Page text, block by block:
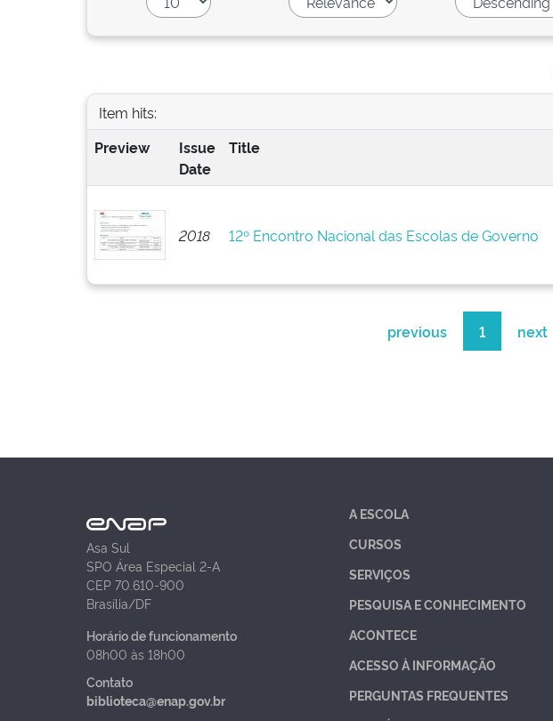
Item hits:
Preview
Issue
Date
Title
2018 12º Encontro Nacional das Escolas de Governo
previous 1 next
Asa Sul
SPO Área Especial 2-A
CEP 70.610-900
Brasília/DF
Horário de funcionamento
08h00 às 18h00
Contato
biblioteca@enap.gov.br
A ESCOLA
CURSOS
SERVIÇOS
PESQUISA E CONHECIMENTO
ACONTECE
ACESSO À INFORMAÇÃO
PERGUNTAS FREQUENTES